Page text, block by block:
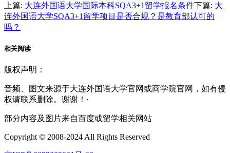
上篇: 大连外国语大学国际本科SQA3+1留学报名条件下篇: 大
连外国语大学SQA3+1留学项目是否合规？是教育部认可的
吗？
相关阅读
版权声明：
音频、图文来源于大连外国语大学官网或商学院官网，如有侵
权请联系删除。谢谢！·
部分内容及图片来自百度或留学相关网站
Copyright © 2008-2024 All Rights Reserved